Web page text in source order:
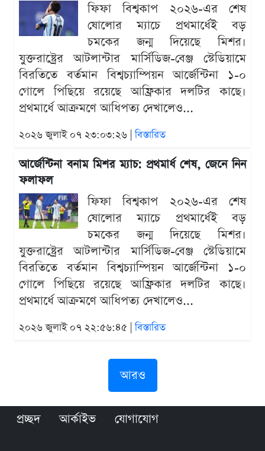
ফিফা বিশ্বকাপ ২০২৬-এর শেষ
ষোলোর ম্যাচে প্রথমার্ধেই বড়
চমকের জন্ম দিয়েছে মিশর।
যুক্তরাষ্ট্রের আটলান্টার মার্সিডিজ-বেঞ্জ স্টেডিয়ামে
বিরতিতে বর্তমান বিশ্বচ্যাম্পিয়ন আর্জেন্টিনা ১-০
গোলে পিছিয়ে রয়েছে আফ্রিকার দলটির কাছে।
প্রথমার্ধে আক্রমণে আধিপত্য দেখালেও...
২০২৬ জুলাই ০৭ ২৩:০৩:২৬ |বিস্তারিত
আর্জেন্টিনা বনাম মিশর ম্যাচ: প্রথমার্ধ শেষ, জেনে নিন
ফলাফল
ফিফা বিশ্বকাপ ২০২৬-এর শেষ
ষোলোর ম্যাচে প্রথমার্ধেই বড়
চমকের জন্ম দিয়েছে মিশর।
যুক্তরাষ্ট্রের আটলান্টার মার্সিডিজ-বেঞ্জ স্টেডিয়ামে
বিরতিতে বর্তমান বিশ্বচ্যাম্পিয়ন আর্জেন্টিনা ১-০
গোলে পিছিয়ে রয়েছে আফ্রিকার দলটির কাছে।
প্রথমার্ধে আক্রমণে আধিপত্য দেখালেও...
২০২৬ জুলাই ০৭ ২২:৫৬:৪৫ |বিস্তারিত
আরও
প্রচ্ছদ আর্কাইভ যোগাযোগ